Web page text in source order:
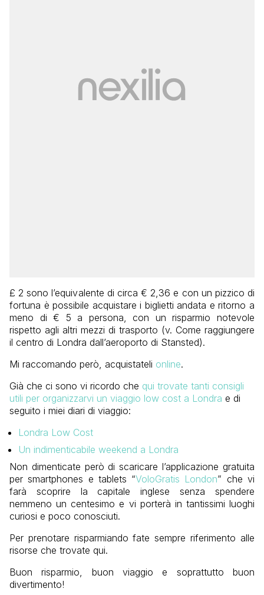
£ 2 sono l’equivalente di circa € 2,36 e con un pizzico di
fortuna è possibile acquistare i biglietti andata e ritorno a
meno di € 5 a persona, con un risparmio notevole
rispetto agli altri mezzi di trasporto (v. Come raggiungere
il centro di Londra dall’aeroporto di Stansted).
Mi raccomando però, acquistateli online.
Già che ci sono vi ricordo che qui trovate tanti consigli
utili per organizzarvi un viaggio low cost a Londra e di
seguito i miei diari di viaggio:
Londra Low Cost
Un indimenticabile weekend a Londra
Non dimenticate però di scaricare l’applicazione gratuita
per smartphones e tablets “VoloGratis London” che vi
farà scoprire la capitale inglese senza spendere
nemmeno un centesimo e vi porterà in tantissimi luoghi
curiosi e poco conosciuti.
Per prenotare risparmiando fate sempre riferimento alle
risorse che trovate qui.
Buon risparmio, buon viaggio e soprattutto buon
divertimento!